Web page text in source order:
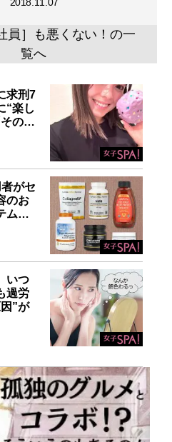
員］も悪くない！の一
覧へ
求刑7
“楽し
その…
がセ
のお
ム…
いつ
過労
”が